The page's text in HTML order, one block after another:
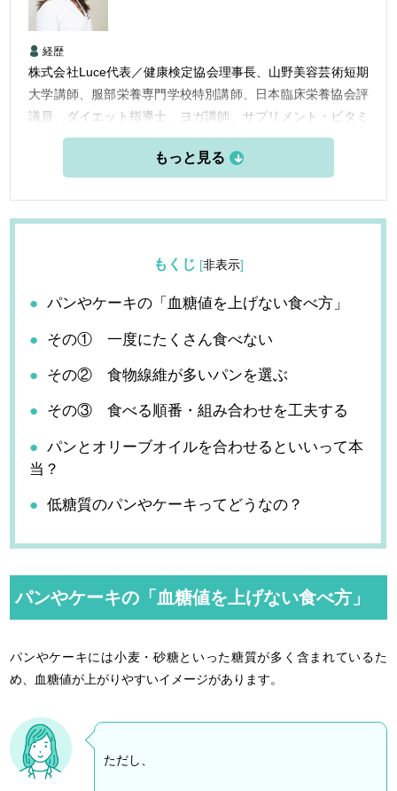
経歴
株式会社Luce代表／健康検定協会理事長、山野美容芸術短期
大学講師、服部栄養専門学校特別講師、日本臨床栄養協会評
議員、ダイエット指導士、ヨガ講師、サプリメント・ビタミ
ンアドバイザーなど栄養・美容学の分野で活動をおこなって
もくじ [非表示]
パンやケーキの「血糖値を上げない食べ方」
その① 一度にたくさん食べない
その② 食物線維が多いパンを選ぶ
その③ 食べる順番・組み合わせを工夫する
パンとオリーブオイルを合わせるといいって本
当？
低糖質のパンやケーキってどうなの？
パンやケーキの「血糖値を上げない食べ方」
パンやケーキには小麦・砂糖といった糖質が多く含まれているた
め、血糖値が上がりやすいイメージがあります。
ただし、